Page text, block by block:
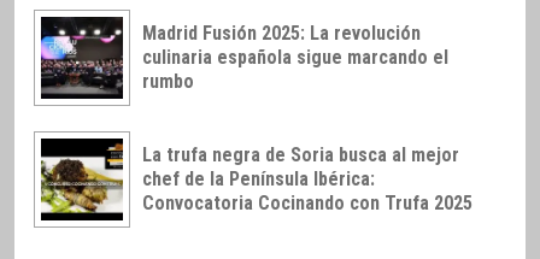
Madrid Fusión 2025: La revolución
culinaria española sigue marcando el
rumbo
La trufa negra de Soria busca al mejor
chef de la Península Ibérica:
Convocatoria Cocinando con Trufa 2025